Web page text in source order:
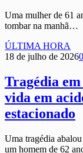
Uma mulher de 61
tombar na manhã…
ÚLTIMA HORA
18 de julho de 20260
Tragédia
vida em
estacionado
Uma tragédia
um homem de 62